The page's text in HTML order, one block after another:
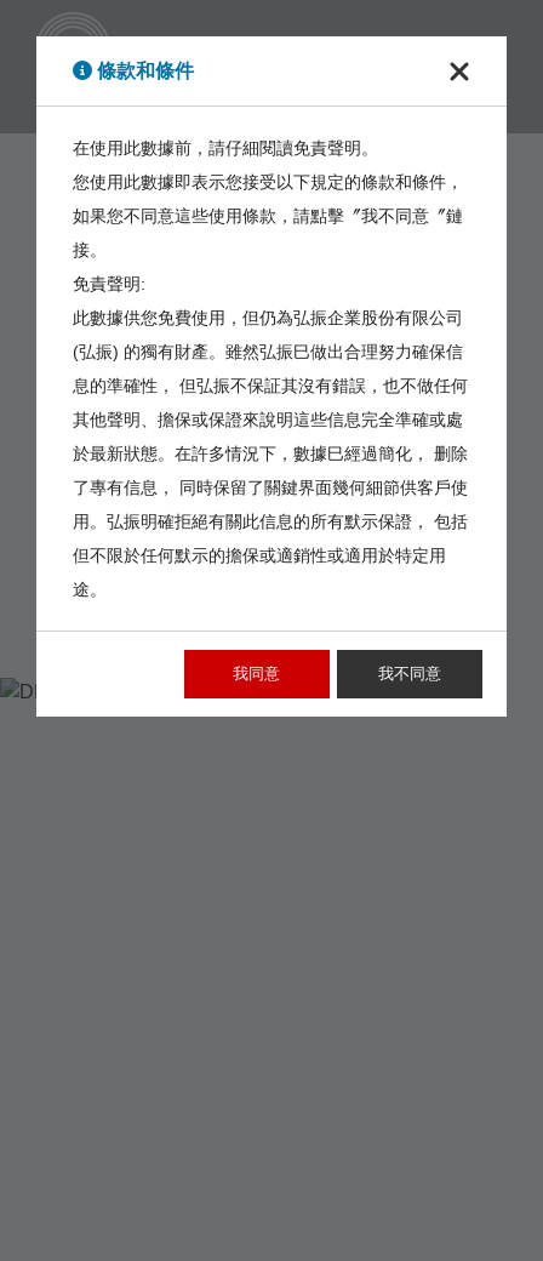
DP-25MV
條款和條件
在使用此數據前，請仔細閱讀免責聲明。
您使用此數據即表示您接受以下規定的條款和條件，
如果您不同意這些使用條款，請點擊〞我不同意〞鏈
接。
免責聲明:
此數據供您免費使用，但仍為弘振企業股份有限公司
(弘振) 的獨有財產。雖然弘振巳做出合理努力確保信
息的準確性， 但弘振不保証其沒有錯誤，也不做任何
其他聲明、擔保或保證來說明這些信息完全準確或處
於最新狀態。在許多情況下，數據巳經過簡化， 删除
了專有信息， 同時保留了關鍵界面幾何細節供客戶使
用。弘振明確拒絕有關此信息的所有默示保證， 包括
但不限於任何默示的擔保或適銷性或適用於特定用
途。
我同意 我不同意